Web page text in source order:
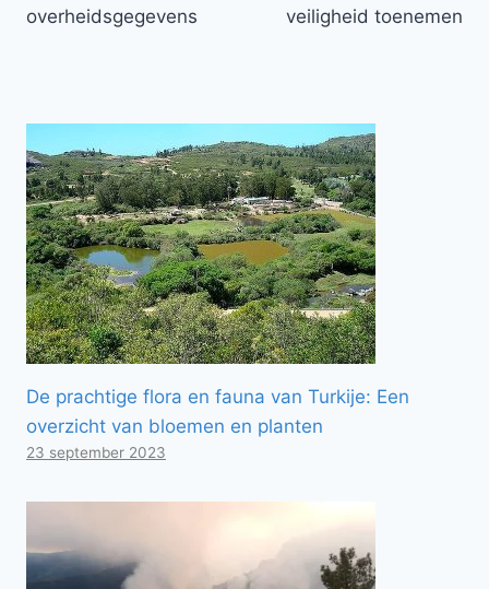
overheidsgegevens
veiligheid toenemen
De prachtige flora en fauna van Turkije: Een
overzicht van bloemen en planten
23 september 2023